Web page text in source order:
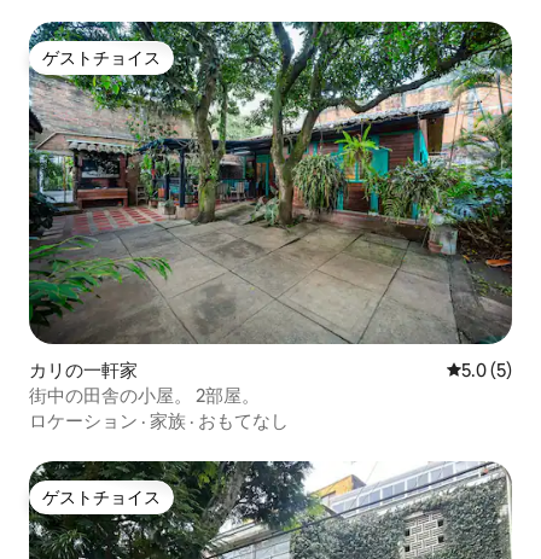
ゲストチョイス
ゲストチョイス
カリの一軒家 レビュー5
5.0 (5)
街中の田舎の小屋。 2部屋。
ロケーション · 家族 · おもてなし
ゲストチョイス
ゲストチョイス